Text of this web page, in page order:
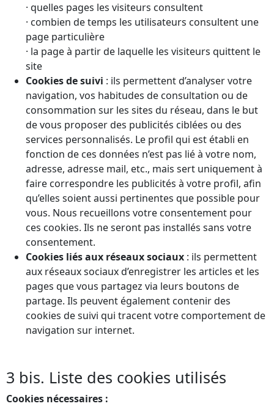
· quelles pages les visiteurs consultent
· combien de temps les utilisateurs consultent une
page particulière
· la page à partir de laquelle les visiteurs quittent le
site
Cookies de suivi : ils permettent d’analyser votre
navigation, vos habitudes de consultation ou de
consommation sur les sites du réseau, dans le but
de vous proposer des publicités ciblées ou des
services personnalisés. Le profil qui est établi en
fonction de ces données n’est pas lié à votre nom,
adresse, adresse mail, etc., mais sert uniquement à
faire correspondre les publicités à votre profil, afin
qu’elles soient aussi pertinentes que possible pour
vous. Nous recueillons votre consentement pour
ces cookies. Ils ne seront pas installés sans votre
consentement.
Cookies liés aux réseaux sociaux : ils permettent
aux réseaux sociaux d’enregistrer les articles et les
pages que vous partagez via leurs boutons de
partage. Ils peuvent également contenir des
cookies de suivi qui tracent votre comportement de
navigation sur internet.
3 bis. Liste des cookies utilisés
Cookies nécessaires :